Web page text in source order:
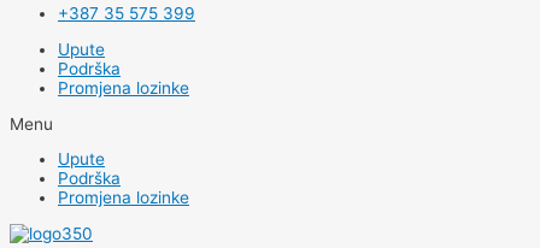
+387 35 575 399
Upute
Podrška
Promjena lozinke
Menu
Upute
Podrška
Promjena lozinke